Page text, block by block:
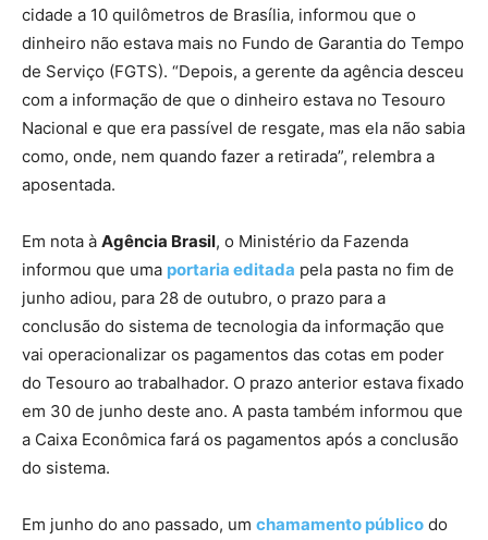
cidade a 10 quilômetros de Brasília, informou que o
dinheiro não estava mais no Fundo de Garantia do Tempo
de Serviço (FGTS). “Depois, a gerente da agência desceu
com a informação de que o dinheiro estava no Tesouro
Nacional e que era passível de resgate, mas ela não sabia
como, onde, nem quando fazer a retirada”, relembra a
aposentada.
Em nota à Agência Brasil, o Ministério da Fazenda
informou que uma portaria editada pela pasta no fim de
junho adiou, para 28 de outubro, o prazo para a
conclusão do sistema de tecnologia da informação que
vai operacionalizar os pagamentos das cotas em poder
do Tesouro ao trabalhador. O prazo anterior estava fixado
em 30 de junho deste ano. A pasta também informou que
a Caixa Econômica fará os pagamentos após a conclusão
do sistema.
Em junho do ano passado, um chamamento público do